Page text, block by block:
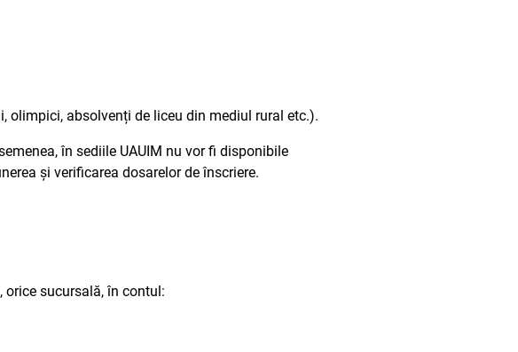
olimpici, absolvenți de liceu din mediul rural etc.).
în sediile UAUIM nu vor fi disponibile
și verificarea dosarelor de înscriere.
sucursală, în contul: